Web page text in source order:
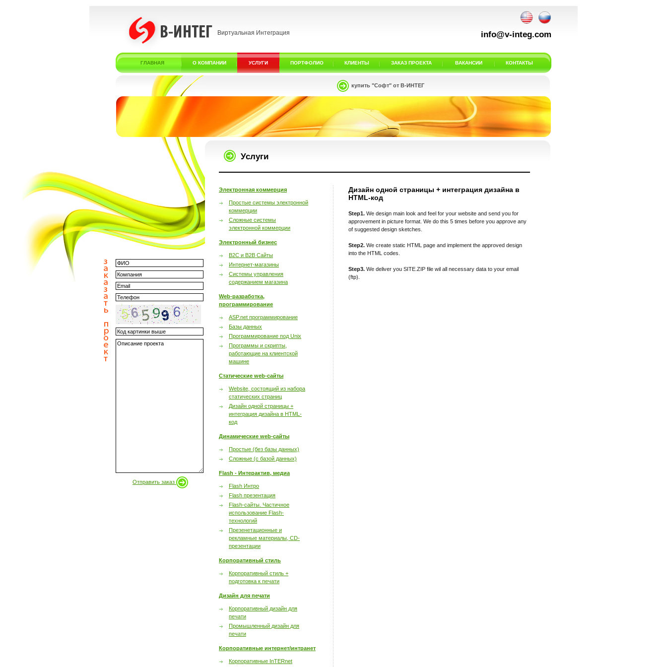
Виртуальная Интеграция info@v-integ.com
ГЛАВНАЯ О КОМПАНИИ УСЛУГИ ПОРТФОЛИО КЛИЕНТЫ ЗАКАЗ ПРОЕКТА ВАКАНСИИ КОНТАКТЫ
Отправить заказ
купить "Софт" от В-ИНТЕГ
Услуги
Электронная коммерция
Простые системы электронной
коммерции
Сложные системы
электронной коммерции
Электронный бизнес
B2C и B2B Сайты
Интернет-магазины
Системы управления
содержанием магазина
Web-разработка,
программирование
ASP.net программирование
Базы данных
Программирование под Unix
Программы и скрипты,
работающие на клиентской
машине
Статические web-сайты
Website, состоящий из набора
статических страниц
Дизайн одной страницы +
интеграция дизайна в HTML-
код
Динамические web-сайты
Простые (без базы данных)
Сложные (с базой данных)
Flash - Интерактив, медиа
Flash Интро
Flash презентация
Flash-сайты. Частичное
использование Flash-
технологий
Презенетационные и
рекламные материалы, CD-
презентации
Корпоративный стиль
Корпоративный стиль +
подготовка к печати
Дизайн для печати
Корпоративный дизайн для
печати
Промышленный дизайн для
печати
Корпоративные интернет/интранет
Корпоративные InTERnet
Дизайн одной страницы + интеграция дизайна в
HTML-код
Step1. We design main look and feel for your website and send you for
approvement in picture format. We do this 5 times before you approve any
of suggested design sketches.
Step2. We create static HTML page and implement the approved design
into the HTML codes.
Step3. We deliver you SITE.ZIP file wil all necessary data to your email
(ftp).